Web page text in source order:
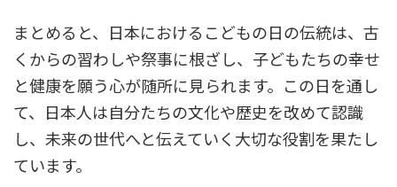
まとめると、日本におけるこどもの日の伝統は、古
くからの習わしや祭事に根ざし、子どもたちの幸せ
と健康を願う心が随所に見られます。この日を通し
て、日本人は自分たちの文化や歴史を改めて認識
し、未来の世代へと伝えていく大切な役割を果たし
ています。